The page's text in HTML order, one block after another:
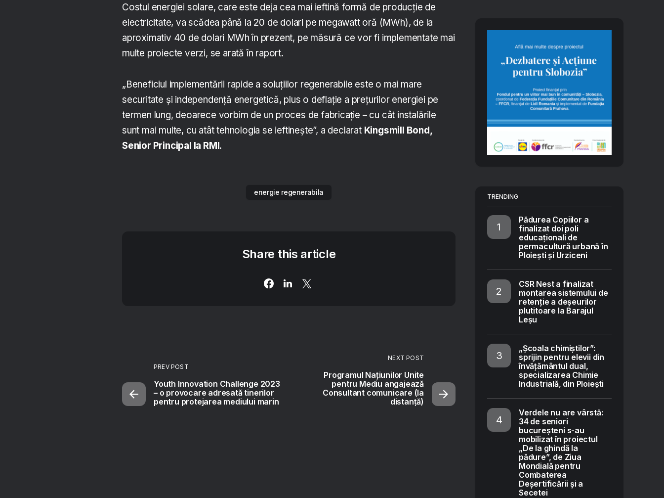
Costul energiei solare, care este deja cea mai ieftină formă de producție de
electricitate, va scădea până la 20 de dolari pe megawatt oră (MWh), de la
aproximativ 40 de dolari MWh în prezent, pe măsură ce vor fi implementate mai
multe proiecte verzi, se arată în raport.
„Beneficiul implementării rapide a soluțiilor regenerabile este o mai mare
securitate și independență energetică, plus o deflație a prețurilor energiei pe
termen lung, deoarece vorbim de un proces de fabricație – cu cât instalările
sunt mai multe, cu atât tehnologia se ieftinește”, a declarat Kingsmill Bond,
Senior Principal la RMI.
energie regenerabila
Share this article
PREV POST
Youth Innovation Challenge 2023
– o provocare adresată tinerilor
pentru protejarea mediului marin
NEXT POST
Programul Națiunilor Unite
pentru Mediu angajează
Consultant comunicare (la
distanță)
TRENDING
Pădurea Copiilor a
finalizat doi poli
educaționali de
permacultură urbană în
Ploiești și Urziceni
CSR Nest a finalizat
montarea sistemului de
retenție a deșeurilor
plutitoare la Barajul
Leșu
„Școala chimiștilor”:
sprijin pentru elevii din
învățământul dual,
specializarea Chimie
Industrială, din Ploiești
Verdele nu are vârstă:
34 de seniori
bucureșteni s-au
mobilizat în proiectul
„De la ghindă la
pădure”, de Ziua
Mondială pentru
Combaterea
Deșertificării și a
Secetei